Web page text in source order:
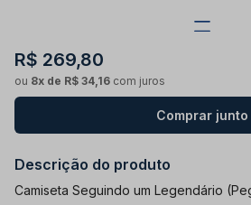
R$ 269,80
ou 8x de R$ 34,16 com juros
Comprar junto
Descrição do produto
Camiseta Seguindo um Legendário